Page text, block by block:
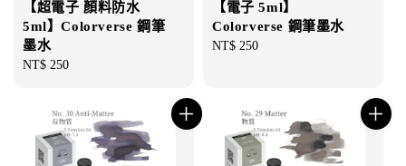
【超電子 顏料防水
5ml】Colorverse 鋼筆
墨水
Regular
NT$ 250
【電子 5ml】
Colorverse 鋼筆墨水
Regular
NT$ 250